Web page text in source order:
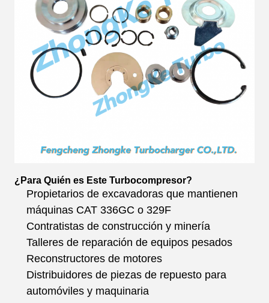
¿Para Quién es Este Turbocompresor?
Propietarios de excavadoras que mantienen
máquinas CAT 336GC o 329F
Contratistas de construcción y minería
Talleres de reparación de equipos pesados
Reconstructores de motores
Distribuidores de piezas de repuesto para
automóviles y maquinaria